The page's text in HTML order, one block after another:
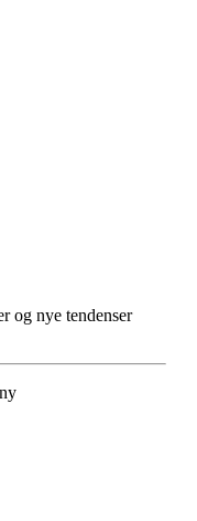
og nye tendenser